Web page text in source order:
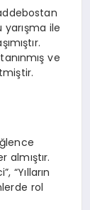
yarışma ile
ve
almıştır.
“Yılların
rol